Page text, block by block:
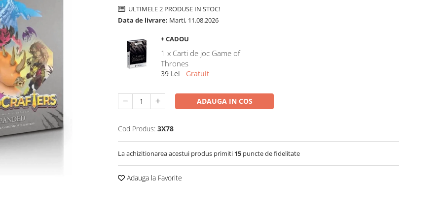
ULTIMELE 2 PRODUSE IN STOC!
Data de livrare: Marti, 11.08.2026
+ CADOU
1 x Carti de joc Game of
Thrones
39 LeiGratuit
ADAUGA IN COS
Cod Produs: 3X78
La achizitionarea acestui produs primiti 15 puncte de fidelitate
Adauga la Favorite